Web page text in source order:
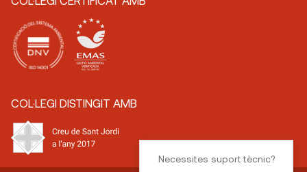
COL·LEGI DISTINGIT AMB
Necessites suport tècnic?